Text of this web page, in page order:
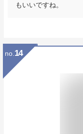
もいいですね。
no. 14